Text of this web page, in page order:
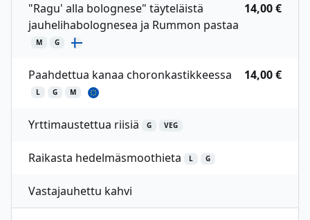
"Ragu' alla bolognese" täyteläistä
jauhelihabolognesea ja Rummon pastaa
M G
14,00 €
Paahdettua kanaa choronkastikkeessa
L G M
14,00 €
Yrttimaustettua riisiä G VEG
Raikasta hedelmäsmoothieta L G
Vastajauhettu kahvi